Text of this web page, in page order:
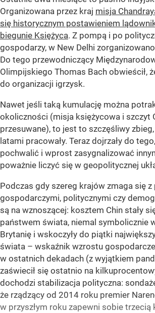
Organizowana przez kraj misja
się historycznym postawieniem
biegunie Księżyca. Z pompą i po
gospodarzy, w New Delhi
Do tego przewodniczący
Olimpijskiego Thomas Bach obwieścił,
do organizacji igrzysk.
Nawet jeśli taką kumulację można
okoliczności (misja księżycowa i szczyt
przesuwane), to jest to szczęśliwy
latami pracowały. Teraz dojrzały do
pochwalić i wprost zasygnalizować
poważnie liczyć się w geopolitycznej
Podczas gdy szereg krajów zmaga się
gospodarczymi, politycznymi czy
są na wznoszącej: kosztem Chin stały
państwem świata, niemal symbolicznie
Brytanię i wskoczyły do piątki
świata – wskaźnik wzrostu
w ostatnich dekadach (z wyjątkiem
zaświecił się ostatnio na
dochodzi stabilizacja polityczna:
że rządzący od 2014 roku premier
w przyszłym roku zapewni sobie trzecią